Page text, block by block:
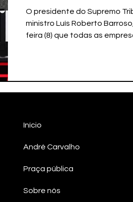
O presidente do Supremo
ministro Luís Roberto
feira (8) que todas as
Início
André Carvalho
Praça pública
Sobre nós